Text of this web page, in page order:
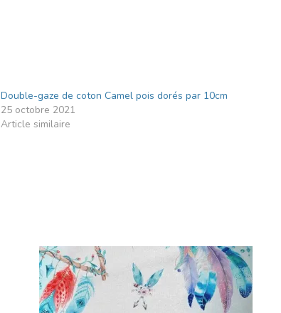
Double-gaze de coton Camel pois dorés par 10cm
25 octobre 2021
Article similaire